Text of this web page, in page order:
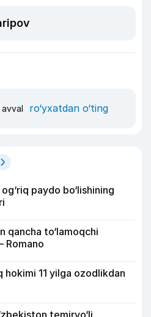
ro‘yxatdan o‘ting
paydo bo‘lishining
qancha to‘lamoqchi
Romano
hokimi 11 yilga ozodlikdan
temiryo‘li